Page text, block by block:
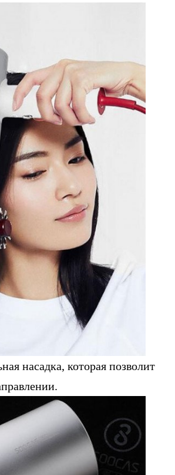
насадка, которая позволит